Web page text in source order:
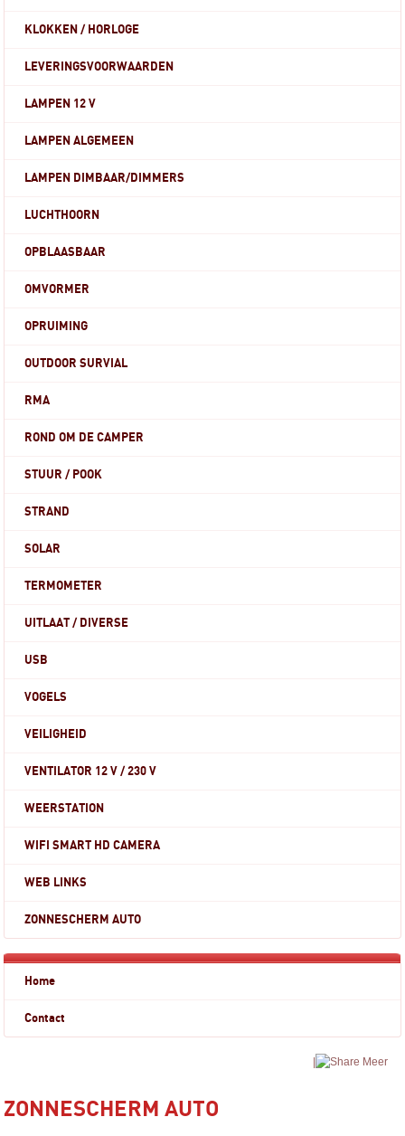
KLOKKEN / HORLOGE
LEVERINGSVOORWAARDEN
LAMPEN 12 V
LAMPEN ALGEMEEN
LAMPEN DIMBAAR/DIMMERS
LUCHTHOORN
OPBLAASBAAR
OMVORMER
OPRUIMING
OUTDOOR SURVIAL
RMA
ROND OM DE CAMPER
STUUR / POOK
STRAND
SOLAR
TERMOMETER
UITLAAT / DIVERSE
USB
VOGELS
VEILIGHEID
VENTILATOR 12 V / 230 V
WEERSTATION
WIFI SMART HD CAMERA
WEB LINKS
ZONNESCHERM AUTO
Home
Contact
Meer
ZONNESCHERM AUTO